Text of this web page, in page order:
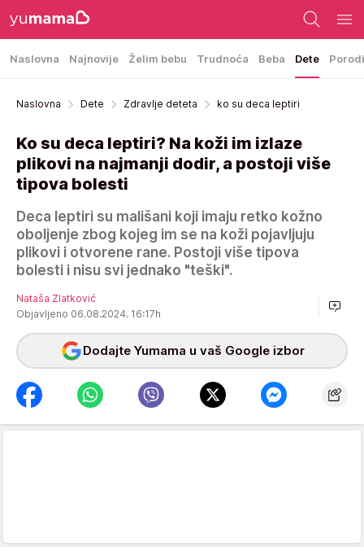
Naslovna Najnovije Želim bebu Trudnoća Beba Dete
Naslovna Dete Zdravlje deteta ko su deca leptiri
Ko su deca leptiri? Na koži im izlaze
plikovi na najmanji dodir, a postoji više
tipova bolesti
Deca leptiri su mališani koji imaju retko kožno
oboljenje zbog kojeg im se na koži pojavljuju
plikovi i otvorene rane. Postoji više tipova
bolesti i nisu svi jednako "teški".
Nataša Zlatković
Objavljeno 06.08.2024. 16:17h
Dodajte Yumama u vaš Google izbor